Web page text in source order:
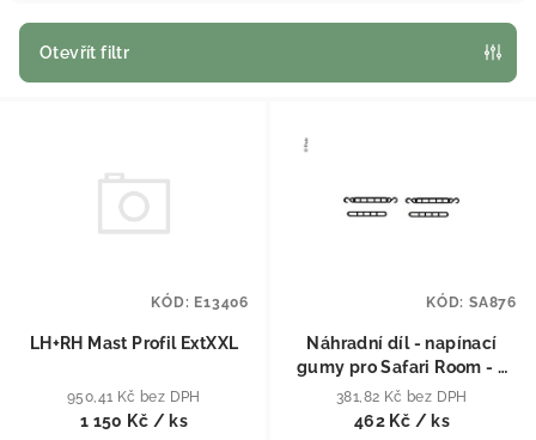
Otevřít filtr
LH+RH Mast Profil ExtXXL
950,41 Kč bez DPH
1 150 Kč / ks
KÓD: E13406
Náhradní díl - napínací
gumy pro Safari Room - 4
kusy
381,82 Kč bez DPH
462 Kč / ks
KÓD: SA876